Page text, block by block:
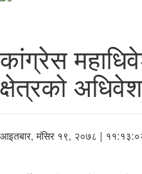
कांग्रेस
क्षेत्रको
आइतबार, मंसिर १९, २०७८ |